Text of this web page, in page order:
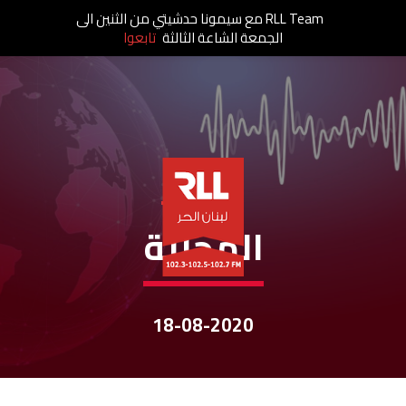
نشرات الأخبار
المحليّة
18-08-2020
RLL Team مع سيمونا حدشيتي من الثنين الى
الجمعة الشاعة الثالثة تابعوا